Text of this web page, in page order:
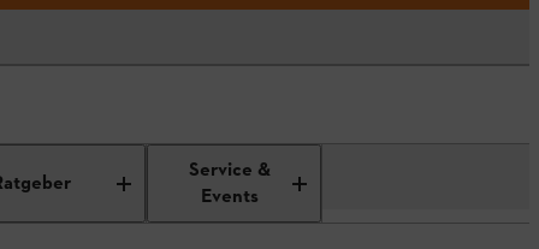
Service &
Events